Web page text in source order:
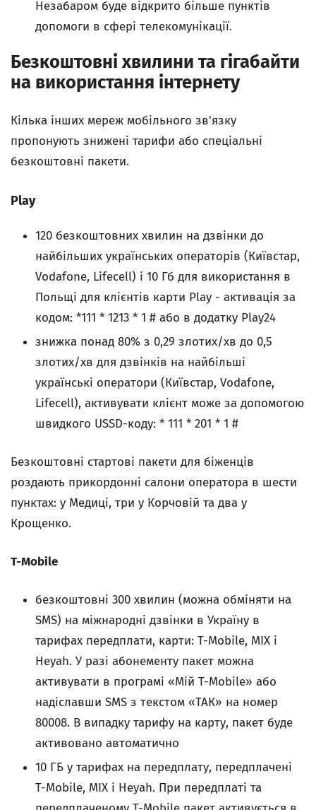
Незабаром буде відкрито більше пунктів
допомоги в сфері телекомунікації.
Безкоштовні хвилини та гігабайти
на використання інтернету
Кілька інших мереж мобільного зв'язку
пропонують знижені тарифи або спеціальні
безкоштовні пакети.
Play
120 безкоштовних хвилин на дзвінки до
найбільших українських операторів (Київстар,
Vodafone, Lifecell) і 10 Гб для використання в
Польщі для клієнтів карти Play - активація за
кодом: *111 * 1213 * 1 # або в додатку Play24
знижка понад 80% з 0,29 злотих/хв до 0,5
злотих/хв для дзвінків на найбільші
українські оператори (Київстар, Vodafone,
Lifecell), активувати клієнт може за допомогою
швидкого USSD-коду: * 111 * 201 * 1 #
Безкоштовні стартові пакети для біженців
роздають прикордонні салони оператора в шести
пунктах: у Медиці, три у Корчовій та два у
Крощенко.
T-Mobile
безкоштовні 300 хвилин (можна обміняти на
SMS) на міжнародні дзвінки в Україну в
тарифах передплати, карти: T-Mobile, MIX і
Heyah. У разі абонементу пакет можна
активувати в програмі «Мій T-Mobile» або
надіславши SMS з текстом «ТАК» на номер
80008. В випадку тарифу на карту, пакет буде
активовано автоматично
10 ГБ у тарифах на передплату, передплачені
T-Mobile, MIX і Heyah. При передплаті та